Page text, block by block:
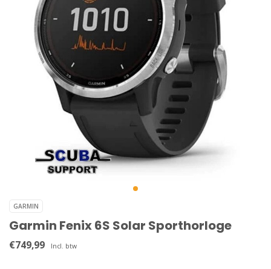
GARMIN
Garmin Fenix 6S Solar Sporthorloge
€749,99 Incl. btw